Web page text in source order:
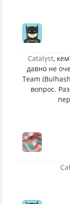
Catalyst,
давно не
Team
вопрос.